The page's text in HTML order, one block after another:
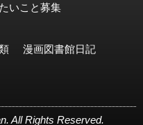
いこと募集
漫画図書館日記
All Rights Reserved.